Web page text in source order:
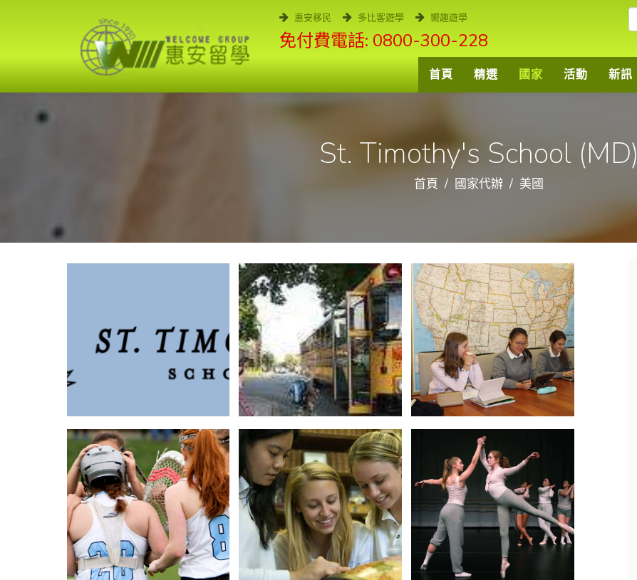
惠安移民 多比客遊學 嚮趣遊學
免付費電話: 0800-300-228
首頁 精選 國家 活動 新訊
St. Timothy's School (MD)
首頁 國家代辦 美國